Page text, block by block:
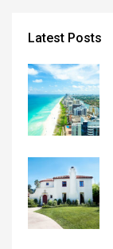
Latest Posts